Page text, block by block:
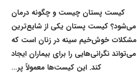
کیست پستان چیست و چگونه درمان
می‌شود؟ کیست پستان یکی از شایع‌ترین
مشکلات خوش‌خیم سینه در زنان است که
می‌تواند نگرانی‌هایی را برای بیماران ایجاد
کند. این کیست‌ها معمولاً پر…